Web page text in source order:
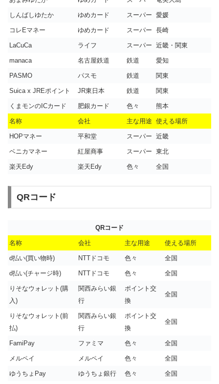
しんばしゆたか ゆめカード スーパー 愛媛
コレEマネー ゆめカード スーパー 長崎
LaCuCa ライフ スーパー 近畿・関東
manaca 名古屋鉄道 鉄道 愛知
PASMO パスモ 鉄道 関東
Suica x JREポイント JR東日本 鉄道 関東
くまモンのICカード 肥銀カード 色々 熊本
名称 会社 主な用途 使える場所
HOPマネー 平和堂 スーパー 近畿
ベニカマネー 紅屋商事 スーパー 東北
楽天Edy 楽天Edy 色々 全国
QRコード
QRコード
名称 会社 主な用途 使える場所
d払い(買い物時) NTTドコモ 色々 全国
d払い(チャージ時) NTTドコモ 色々 全国
りそなウォレット(購
入)
関西みらい銀
行
ポイント交
換
全国
りそなウォレット(前
払)
関西みらい銀
行
ポイント交
換
全国
FamiPay ファミマ 色々 全国
メルペイ メルペイ 色々 全国
ゆうちょPay ゆうちょ銀行 色々 全国